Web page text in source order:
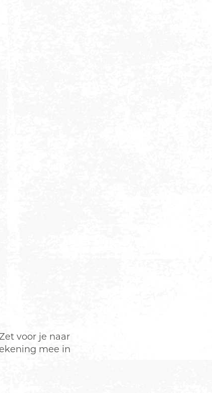
voor je naar
mee in